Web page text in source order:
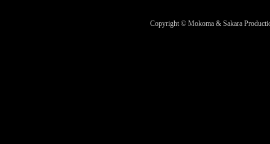
Copyright © Mokoma & Sakara